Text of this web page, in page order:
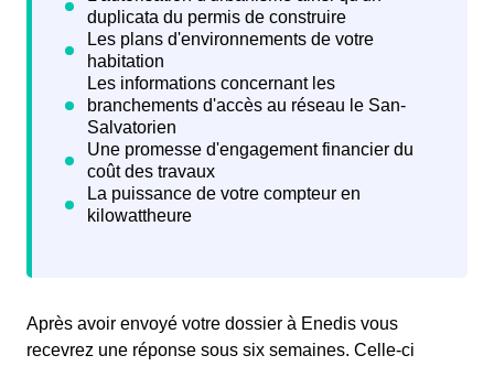
Après avoir envoyé votre dossier à Enedis vous
recevrez une réponse sous six semaines. Celle-ci